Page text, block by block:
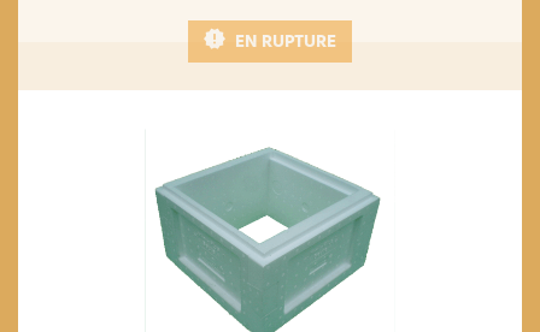
EN RUPTURE